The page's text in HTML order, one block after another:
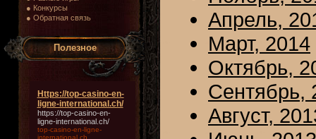
● Конкурсы
● Обратная связь
Полезное
Https://top-casino-en-
ligne-international.ch/
https://top-casino-en-
ligne-international.ch/
top-casino-en-ligne-
international.ch
Апрель,
Март, 2014
Октябрь,
Сентябрь,
Август,